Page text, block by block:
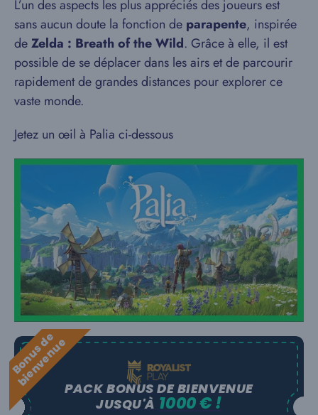
L’un des aspects les plus appréciés des joueurs est
sans aucun doute la fonction de parapente, inspirée
deZelda : Breath of the Wild. Grâce à elle, il est
possible de se déplacer dans les airs et de parcourir
rapidement de grandes distances pour explorer ce
vaste monde.
Jetez un œil à Palia ci-dessous
B
o
n
u
s
d
e
b
i
e
n
v
e
n
u
ePACK BONUS DE BIENVENUE
JUSQU'À 1000 € !